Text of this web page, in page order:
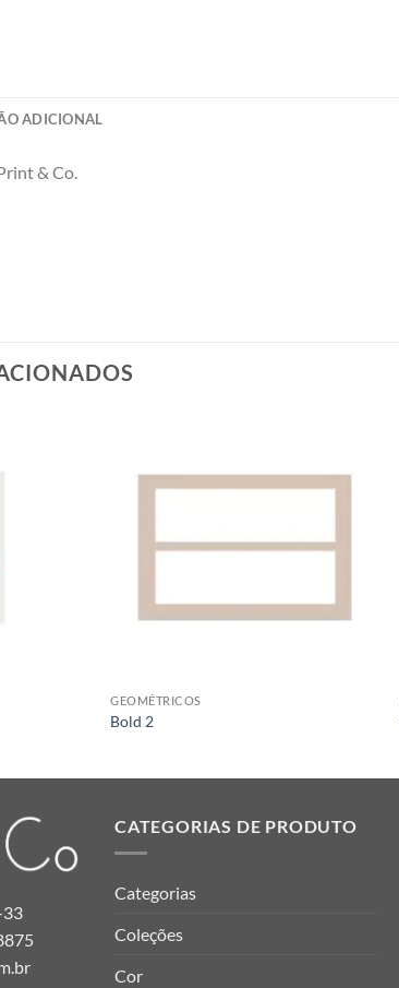
ADICIONAL
& Co.
GEOMÉTRICOS
Bold 2
33
CATEGORIAS DE PRODUTO
Categorias
Coleções
Cor